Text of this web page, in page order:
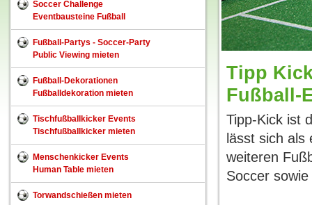
Soccer Challenge
Eventbausteine Fußball
Fußball-Partys - Soccer-Party
Public Viewing mieten
Fußball-Dekorationen
Fußballdekoration mieten
Tischfußballkicker Events
Tischfußballkicker mieten
Menschenkicker Events
Human Table mieten
Torwandschießen mieten
Tipp
Fußball-
Tipp-Kick ist
lässt sich als
weiteren
Soccer